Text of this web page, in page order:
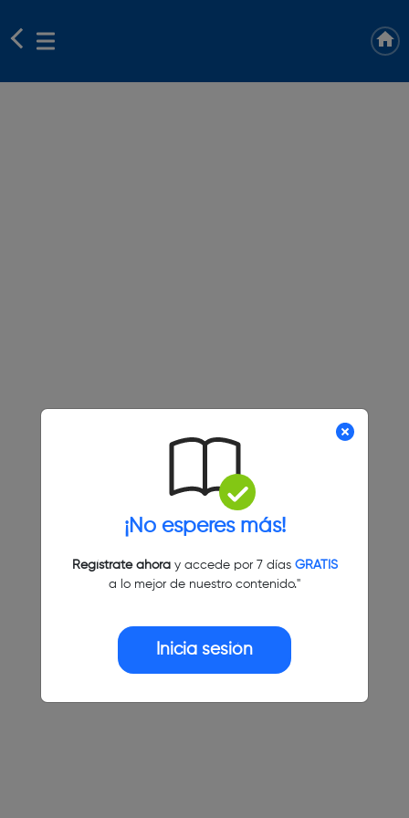
¡No esperes más!
Regístrate ahoray accede por 7 días GRATIS
a lo mejor de nuestro contenido."
Inicia sesión